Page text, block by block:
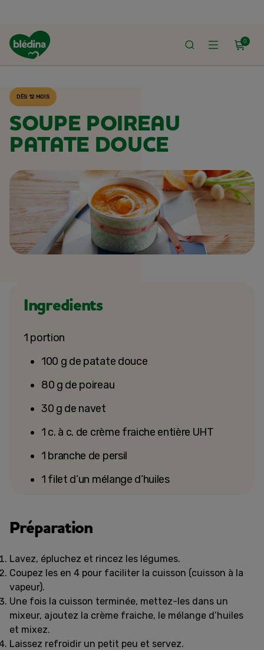
0
ACCUEIL
DÈS 12 MOIS
SOUPE POIREAU
PATATE DOUCE
Ingredients
1 portion
100 g de patate douce
80 g de poireau
30 g de navet
1 c. à c. de crème fraiche entière UHT
1 branche de persil
1 filet d’un mélange d’huiles
Préparation
Lavez, épluchez et rincez les légumes.
Coupez les en 4 pour faciliter la cuisson (cuisson à la
vapeur).
Une fois la cuisson terminée, mettez-les dans un
mixeur, ajoutez la crème fraiche, le mélange d’huiles
et mixez.
Laissez refroidir un petit peu et servez.